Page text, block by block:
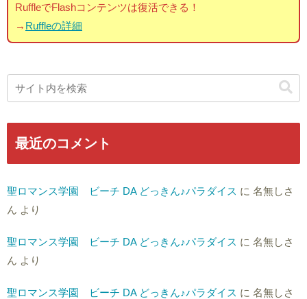
RuffleでFlashコンテンツは復活できる！
→ Ruffleの詳細
最近のコメント
聖ロマンス学園 ビーチ DA どっきん♪パラダイス に 名無しさ
ん より
聖ロマンス学園 ビーチ DA どっきん♪パラダイス に 名無しさ
ん より
聖ロマンス学園 ビーチ DA どっきん♪パラダイス に 名無しさ